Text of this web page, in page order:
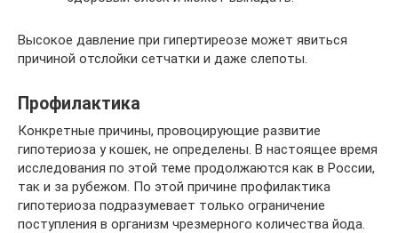
Высокое давление при гипертиреозе может явиться
причиной отслойки сетчатки и даже слепоты.
Профилактика
Конкретные причины, провоцирующие развитие
гипотериоза у кошек, не определены. В настоящее время
исследования по этой теме продолжаются как в России,
так и за рубежом. По этой причине профилактика
гипотериоза подразумевает только ограничение
поступления в организм чрезмерного количества йода.